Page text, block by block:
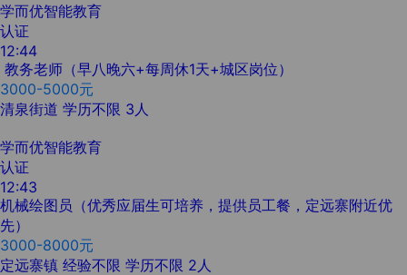
学而优智能教育
认证
12:44
教务老师（早八晚六+每周休1天+城区岗位）
3000-5000元
清泉街道 学历不限 3人
学而优智能教育
认证
12:43
机械绘图员（优秀应届生可培养，提供员工餐，定远寨附近优
先）
3000-8000元
定远寨镇 经验不限 学历不限 2人